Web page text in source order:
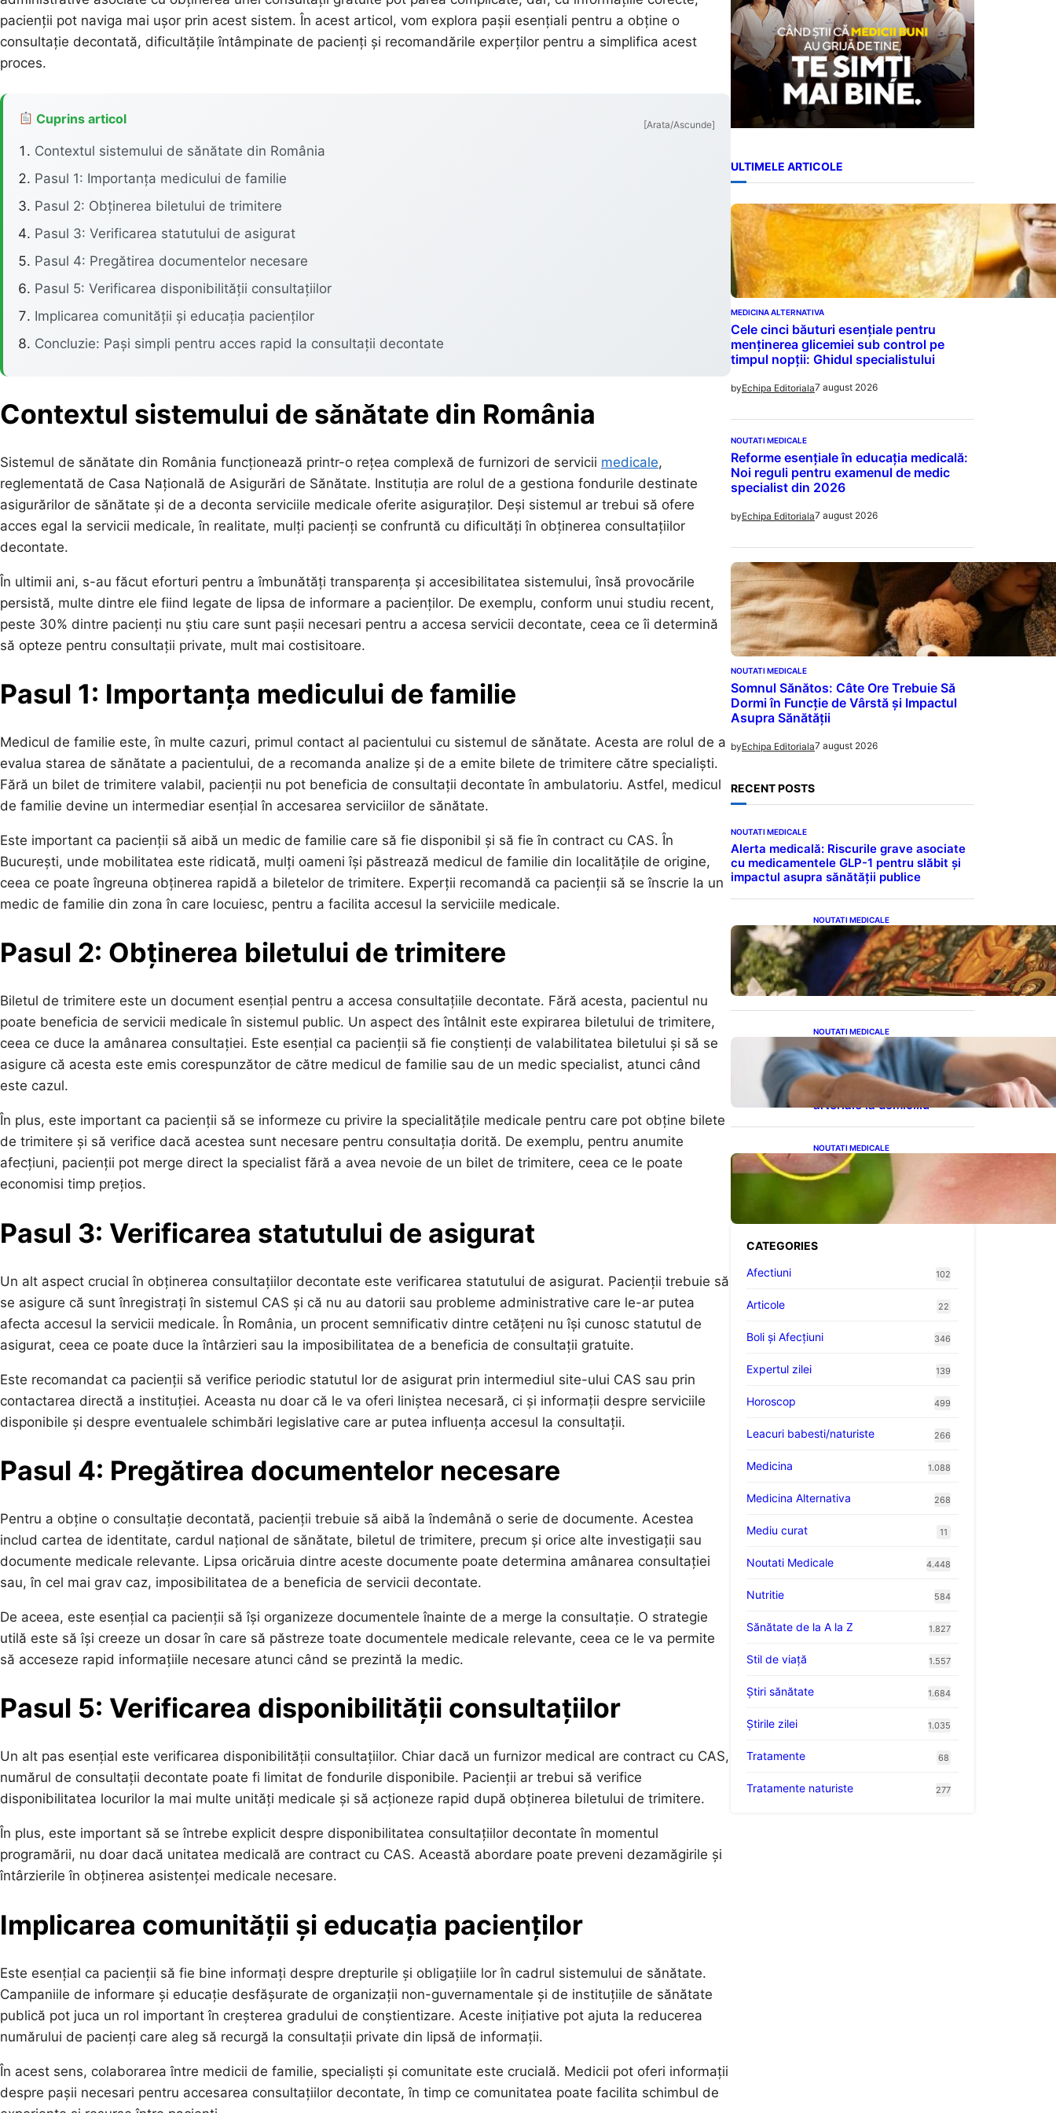
pacienții pot naviga mai ușor prin acest sistem. În acest articol, vom explora pașii esențiali pentru a obține o
consultație decontată, dificultățile întâmpinate de pacienți și recomandările experților pentru a simplifica acest
proces.
Cuprins articol [Arata/Ascunde]
Contextul sistemului de sănătate din România
Pasul 1: Importanța medicului de familie
Pasul 2: Obținerea biletului de trimitere
Pasul 3: Verificarea statutului de asigurat
Pasul 4: Pregătirea documentelor necesare
Pasul 5: Verificarea disponibilității consultațiilor
Implicarea comunității și educația pacienților
Concluzie: Pași simpli pentru acces rapid la consultații decontate
Contextul sistemului de sănătate din România
Sistemul de sănătate din România funcționează printr-o rețea complexă de furnizori de servicii medicale,
reglementată de Casa Națională de Asigurări de Sănătate. Instituția are rolul de a gestiona fondurile destinate
asigurărilor de sănătate și de a deconta serviciile medicale oferite asiguraților. Deși sistemul ar trebui să ofere
acces egal la servicii medicale, în realitate, mulți pacienți se confruntă cu dificultăți în obținerea consultațiilor
decontate.
În ultimii ani, s-au făcut eforturi pentru a îmbunătăți transparența și accesibilitatea sistemului, însă provocările
persistă, multe dintre ele fiind legate de lipsa de informare a pacienților. De exemplu, conform unui studiu recent,
peste 30% dintre pacienți nu știu care sunt pașii necesari pentru a accesa servicii decontate, ceea ce îi determină
să opteze pentru consultații private, mult mai costisitoare.
Pasul 1: Importanța medicului de familie
Medicul de familie este, în multe cazuri, primul contact al pacientului cu sistemul de sănătate. Acesta are rolul de a
evalua starea de sănătate a pacientului, de a recomanda analize și de a emite bilete de trimitere către specialiști.
Fără un bilet de trimitere valabil, pacienții nu pot beneficia de consultații decontate în ambulatoriu. Astfel, medicul
de familie devine un intermediar esențial în accesarea serviciilor de sănătate.
Este important ca pacienții să aibă un medic de familie care să fie disponibil și să fie în contract cu CAS. În
București, unde mobilitatea este ridicată, mulți oameni își păstrează medicul de familie din localitățile de origine,
ceea ce poate îngreuna obținerea rapidă a biletelor de trimitere. Experții recomandă ca pacienții să se înscrie la un
medic de familie din zona în care locuiesc, pentru a facilita accesul la serviciile medicale.
Pasul 2: Obținerea biletului de trimitere
Biletul de trimitere este un document esențial pentru a accesa consultațiile decontate. Fără acesta, pacientul nu
poate beneficia de servicii medicale în sistemul public. Un aspect des întâlnit este expirarea biletului de trimitere,
ceea ce duce la amânarea consultației. Este esențial ca pacienții să fie conștienți de valabilitatea biletului și să se
asigure că acesta este emis corespunzător de către medicul de familie sau de un medic specialist, atunci când
este cazul.
În plus, este important ca pacienții să se informeze cu privire la specialitățile medicale pentru care pot obține bilete
de trimitere și să verifice dacă acestea sunt necesare pentru consultația dorită. De exemplu, pentru anumite
afecțiuni, pacienții pot merge direct la specialist fără a avea nevoie de un bilet de trimitere, ceea ce le poate
economisi timp prețios.
Pasul 3: Verificarea statutului de asigurat
Un alt aspect crucial în obținerea consultațiilor decontate este verificarea statutului de asigurat. Pacienții trebuie să
se asigure că sunt înregistrați în sistemul CAS și că nu au datorii sau probleme administrative care le-ar putea
afecta accesul la servicii medicale. În România, un procent semnificativ dintre cetățeni nu își cunosc statutul de
asigurat, ceea ce poate duce la întârzieri sau la imposibilitatea de a beneficia de consultații gratuite.
Este recomandat ca pacienții să verifice periodic statutul lor de asigurat prin intermediul site-ului CAS sau prin
contactarea directă a instituției. Aceasta nu doar că le va oferi liniștea necesară, ci și informații despre serviciile
disponibile și despre eventualele schimbări legislative care ar putea influența accesul la consultații.
Pasul 4: Pregătirea documentelor necesare
Pentru a obține o consultație decontată, pacienții trebuie să aibă la îndemână o serie de documente. Acestea
includ cartea de identitate, cardul național de sănătate, biletul de trimitere, precum și orice alte investigații sau
documente medicale relevante. Lipsa oricăruia dintre aceste documente poate determina amânarea consultației
sau, în cel mai grav caz, imposibilitatea de a beneficia de servicii decontate.
De aceea, este esențial ca pacienții să își organizeze documentele înainte de a merge la consultație. O strategie
utilă este să își creeze un dosar în care să păstreze toate documentele medicale relevante, ceea ce le va permite
să acceseze rapid informațiile necesare atunci când se prezintă la medic.
Pasul 5: Verificarea disponibilității consultațiilor
Un alt pas esențial este verificarea disponibilității consultațiilor. Chiar dacă un furnizor medical are contract cu CAS,
numărul de consultații decontate poate fi limitat de fondurile disponibile. Pacienții ar trebui să verifice
disponibilitatea locurilor la mai multe unități medicale și să acționeze rapid după obținerea biletului de trimitere.
În plus, este important să se întrebe explicit despre disponibilitatea consultațiilor decontate în momentul
programării, nu doar dacă unitatea medicală are contract cu CAS. Această abordare poate preveni dezamăgirile și
întârzierile în obținerea asistenței medicale necesare.
Implicarea comunității și educația pacienților
Este esențial ca pacienții să fie bine informați despre drepturile și obligațiile lor în cadrul sistemului de sănătate.
Campaniile de informare și educație desfășurate de organizații non-guvernamentale și de instituțiile de sănătate
publică pot juca un rol important în creșterea gradului de conștientizare. Aceste inițiative pot ajuta la reducerea
numărului de pacienți care aleg să recurgă la consultații private din lipsă de informații.
În acest sens, colaborarea între medicii de familie, specialiști și comunitate este crucială. Medicii pot oferi informații
despre pașii necesari pentru accesarea consultațiilor decontate, în timp ce comunitatea poate facilita schimbul de
ULTIMELE ARTICOLE
MEDICINA ALTERNATIVA
Cele cinci băuturi esențiale pentru
menținerea glicemiei sub control pe
timpul nopții: Ghidul specialistului
byEchipa Editoriala7 august 2026
NOUTATI MEDICALE
Reforme esențiale în educația medicală:
Noi reguli pentru examenul de medic
specialist din 2026
byEchipa Editoriala7 august 2026
NOUTATI MEDICALE
Somnul Sănătos: Câte Ore Trebuie Să
Dormi în Funcție de Vârstă și Impactul
Asupra Sănătății
byEchipa Editoriala7 august 2026
RECENT POSTS
NOUTATI MEDICALE
Alerta medicală: Riscurile grave asociate
cu medicamentele GLP-1 pentru slăbit și
impactul asupra sănătății publice
NOUTATI MEDICALE
Postul Adormirii Maicii
Domnului: Tradiții,
Superstiții și Implicații
Spiritualitate în 2026
NOUTATI MEDICALE
Îmbunătățirea sănătății
cardiovasculare: Patru
exerciții simple pentru
reducerea tensiunii
arteriale la domiciliu
NOUTATI MEDICALE
Cum bacteriile pielii
influențează atracția
țânțarilor: O nouă viziune
asupra alegerii victimelor
CATEGORIES
Afectiuni
102
Articole 22
Boli și Afecțiuni 346
Expertul zilei 139
Horoscop 499
Leacuri babesti/naturiste 266
Medicina 1.088
Medicina Alternativa 268
Mediu curat 11
Noutati Medicale 4.448
Nutritie 584
Sănătate de la A la Z 1.827
Stil de viaţă 1.557
Ştiri sănătate 1.684
Știrile zilei 1.035
Tratamente 68
Tratamente naturiste 277